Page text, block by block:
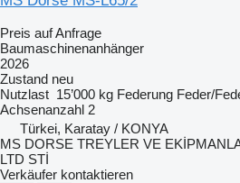
Preis auf Anfrage
Baumaschinenanhänger
2026
Zustand neu
Nutzlast 15’000 kg Federung Feder/
Achsenanzahl 2
Türkei, Karatay / KONYA
MS DORSE TREYLER VE
LTD STİ
Verkäufer kontaktieren